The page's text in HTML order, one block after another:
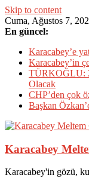
Skip to content
Cuma, Ağustos 7,
En güncel:
Karacabey’e
Karacabey’in
TÜRKOĞLU:
Olacak
CHP’den çok
Başkan
Karacabey
Karacabey'in gözü,